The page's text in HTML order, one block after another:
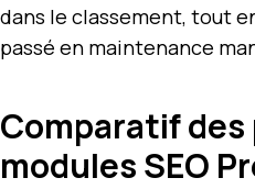
dans le classement, tout
passé en maintenance
Comparatif
modules SEO